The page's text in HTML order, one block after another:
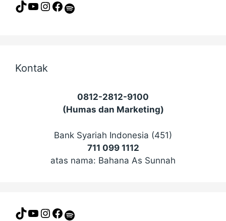
TikTokYouTube
Instagram
Facebook
Kontak
0812-2812-9100
(Humas dan Marketing)
Bank Syariah Indonesia (451)
711 099 1112
atas nama: Bahana As Sunnah
TikTokYouTube
Instagram
Facebook